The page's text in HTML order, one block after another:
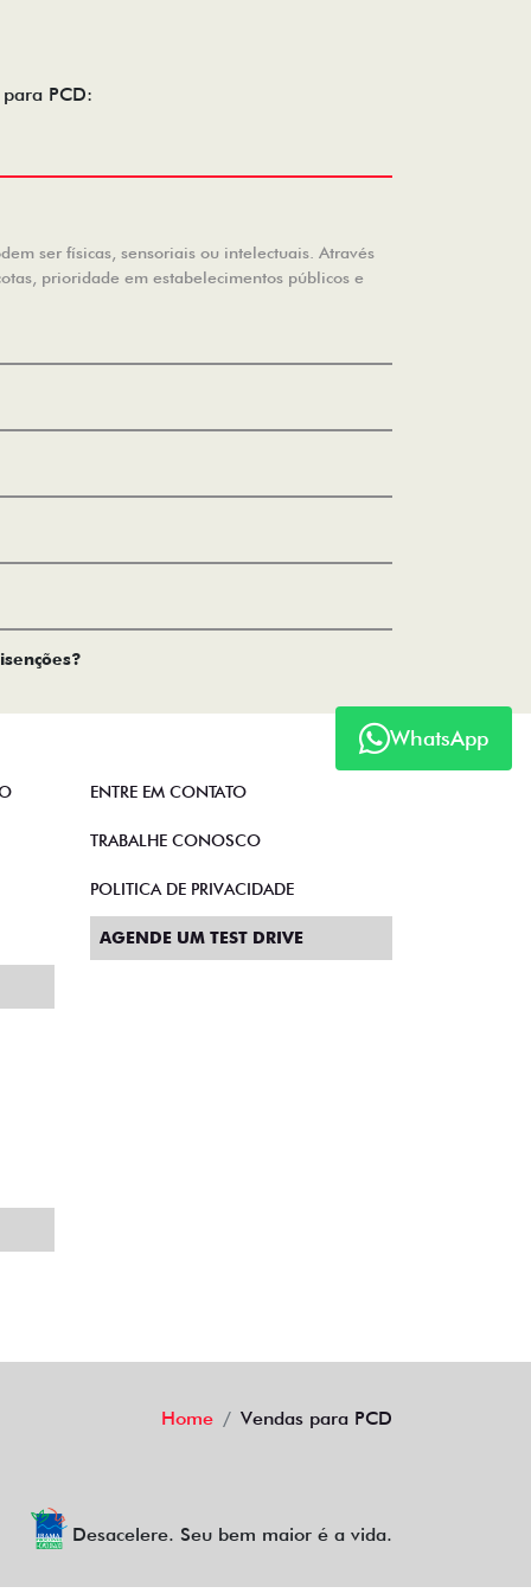
PCD:
ser físicas, sensoriais ou intelectuais. Através
prioridade em estabelecimentos públicos e
WhatsApp
ENTRE EM CONTATO
TRABALHE CONOSCO
POLITICA DE PRIVACIDADE
AGENDE UM TEST DRIVE
Home Vendas para PCD
Desacelere. Seu bem maior é a vida.